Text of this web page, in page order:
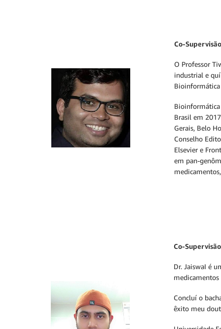
Co-
O Professor
industrial e
Bioinformática
Bioinformática
Brasil em
Gerais, Belo
Conselho
Elsevier e
em pan-
Co-
Dr. JaiswaI é
medicamentos
Concluí o
êxito meu